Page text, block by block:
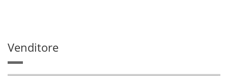
Venditore